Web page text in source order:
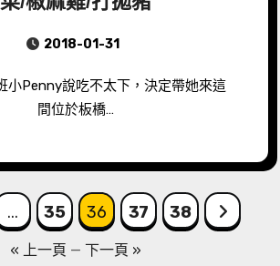
2018-01-31
間位於板橋…
... 35 36 37 38
« 上一頁 — 下一頁 »